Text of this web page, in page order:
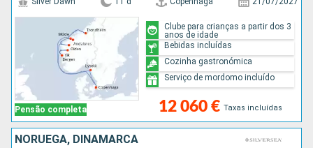
Pensão completa 12 060 € Taxas incluídas
Clube para crianças a partir dos 3
anos de idade
Bebidas incluídas
Cozinha gastronómica
Serviço de mordomo incluído
NORUEGA, DINAMARCA